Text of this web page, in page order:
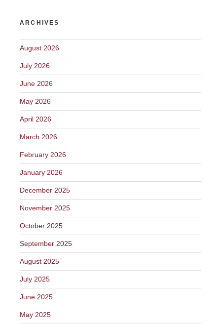
ARCHIVES
August 2026
July 2026
June 2026
May 2026
April 2026
March 2026
February 2026
January 2026
December 2025
November 2025
October 2025
September 2025
August 2025
July 2025
June 2025
May 2025